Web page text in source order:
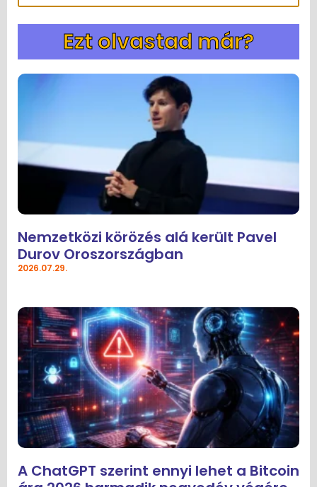
Ezt olvastad már?
Nemzetközi körözés alá került Pavel
Durov Oroszországban
2026.07.29.
A ChatGPT szerint ennyi lehet a Bitcoin